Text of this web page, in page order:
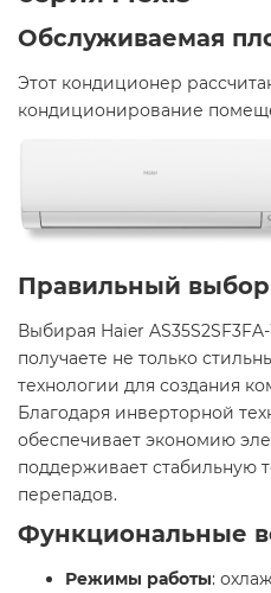
Обслуживаемая
Этот кондиционер
кондиционирование
Правильный
Выбирая Haier
получаете не только
технологии для создания
Благодаря инверторной
обеспечивает экономию
поддерживает стабильную
перепадов.
Функциональные
Режимы работы: